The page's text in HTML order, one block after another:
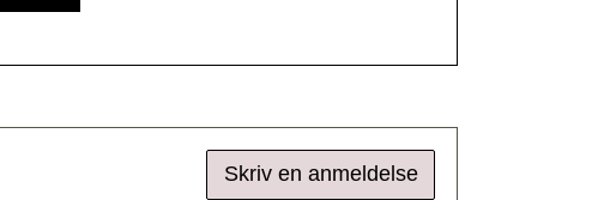
Skriv en anmeldelse